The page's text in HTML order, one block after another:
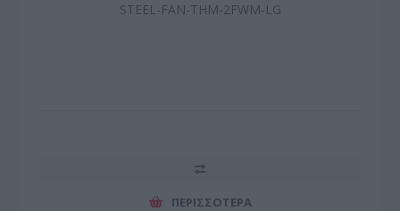
STEEL-FAN-THM-2FWM-LG
ΠΕΡΙΣΣΌΤΕΡΑ